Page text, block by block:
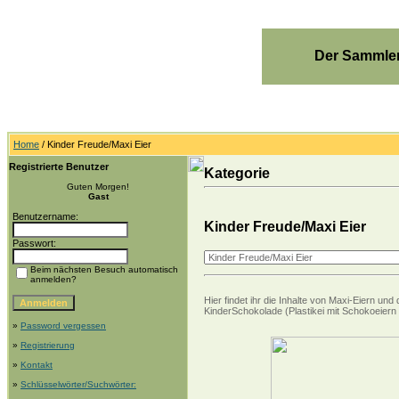
Der
Home / Kinder Freude/Maxi Eier
Registrierte Benutzer
Guten Morgen!
Gast
Benutzername:
Passwort:
Beim nächsten Besuch automatisch
anmelden?
» Password vergessen
» Registrierung
» Kontakt
» Schlüsselwörter/Suchwörter:
Kategorie
Kinder Freude/Maxi Eier
Hier findet ihr die Inhalte von Maxi-Eiern
KinderSchokolade (Plastikei mit Schokoeiern